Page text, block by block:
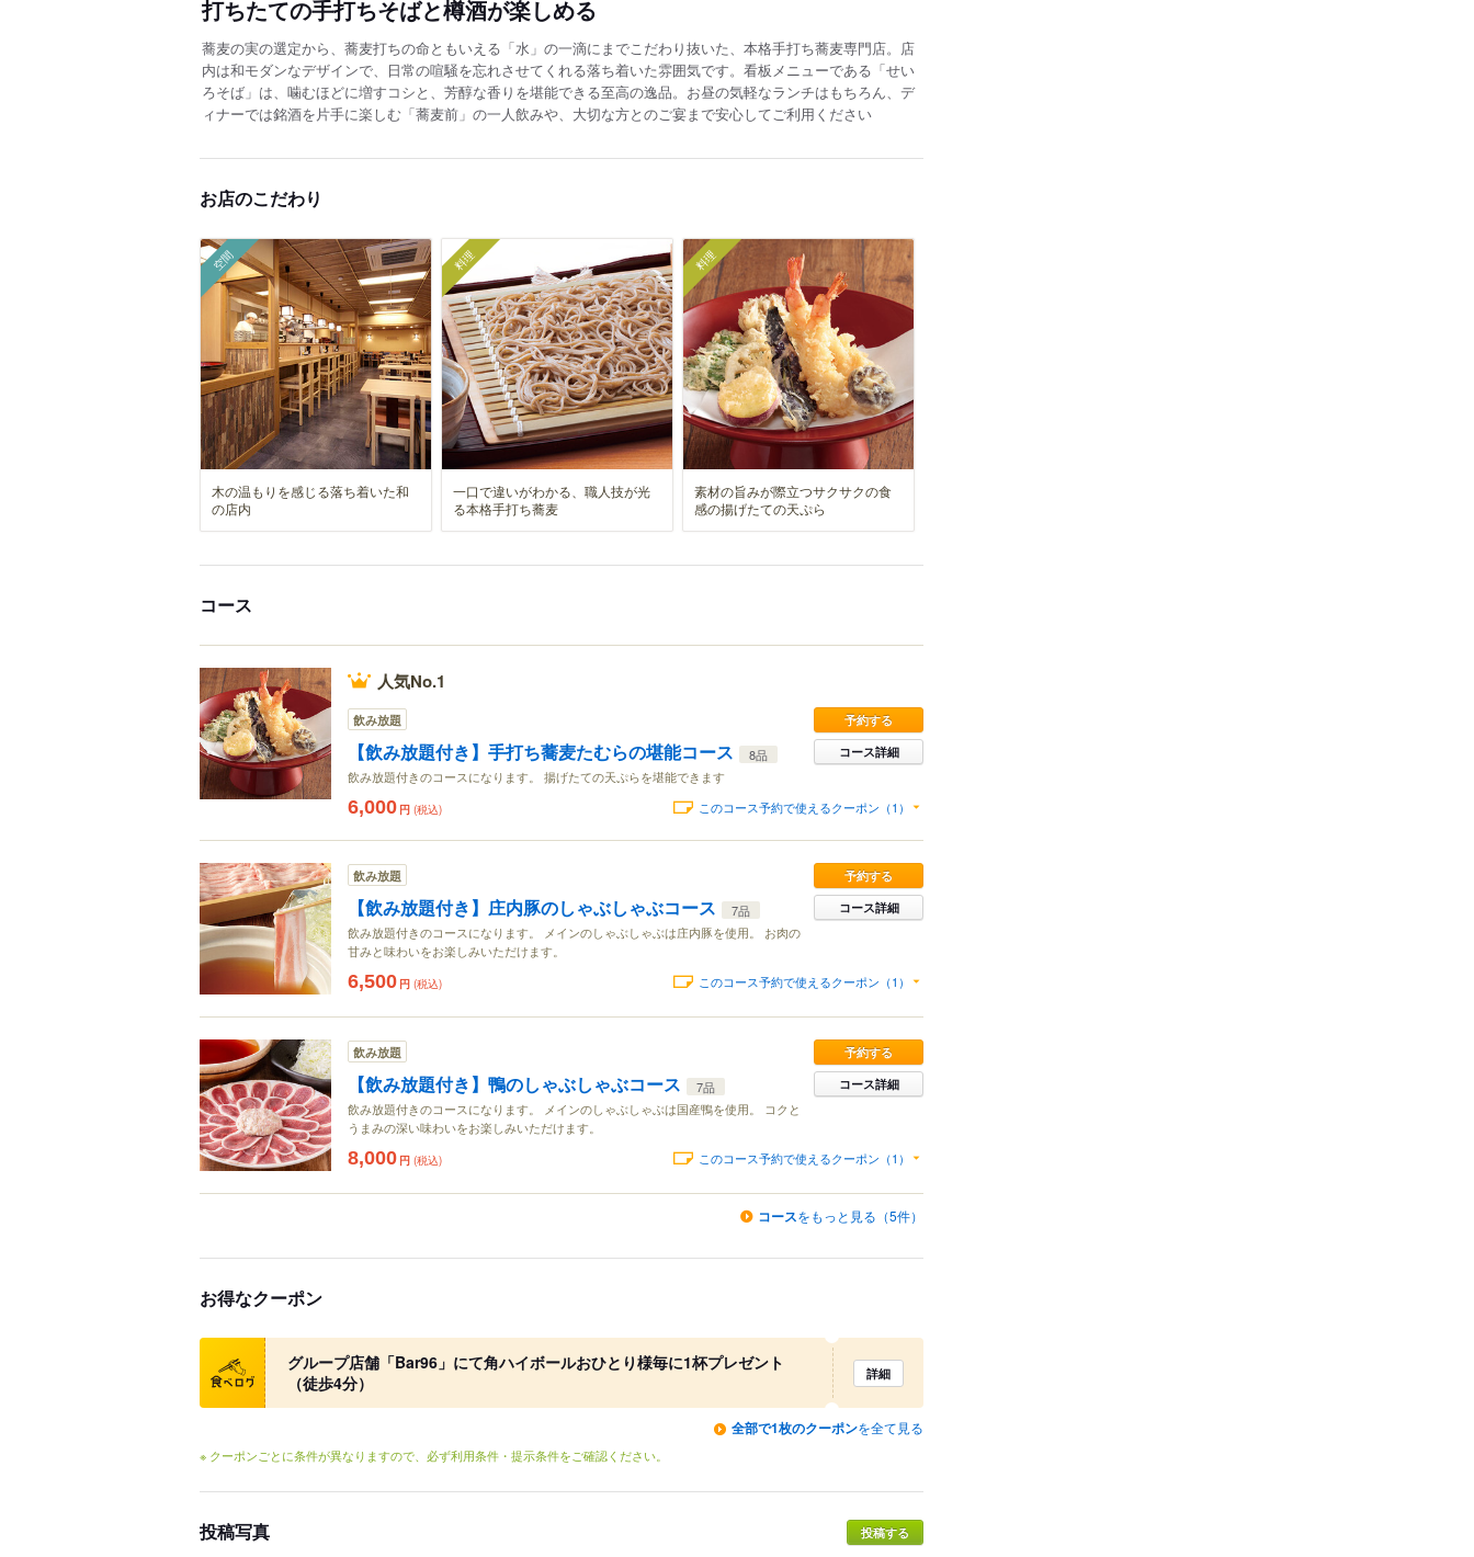
打ちたての手打ちそばと樽酒が楽しめる
蕎麦の実の選定から、蕎麦打ちの命ともいえる「水」の一滴にまでこだわり抜いた、本格手打ち蕎麦専門店。店
内は和モダンなデザインで、日常の喧騒を忘れさせてくれる落ち着いた雰囲気です。看板メニューである「せい
ろそば」は、噛むほどに増すコシと、芳醇な香りを堪能できる至高の逸品。お昼の気軽なランチはもちろん、デ
ィナーでは銘酒を片手に楽しむ「蕎麦前」の一人飲みや、大切な方とのご宴まで安心してご利用ください
お店のこだわり
空間
木の温もりを感じる落ち着いた和
の店内
料理
一口で違いがわかる、職人技が光
る本格手打ち蕎麦
料理
素材の旨みが際立つサクサクの食
感の揚げたての天ぷら
コース
人気No.1
飲み放題
【飲み放題付き】手打ち蕎麦たむらの堪能コース
8品
飲み放題付きのコースになります。 揚げたての天ぷらを堪能できます
予約する
コース詳細
6,000 円 (税込) このコース予約で使えるクーポン（1）
飲み放題
【飲み放題付き】庄内豚のしゃぶしゃぶコース
7品
飲み放題付きのコースになります。 メインのしゃぶしゃぶは庄内豚を使用。 お肉の
甘みと味わいをお楽しみいただけます。
予約する
コース詳細
6,500 円 (税込) このコース予約で使えるクーポン（1）
飲み放題
【飲み放題付き】鴨のしゃぶしゃぶコース
7品
飲み放題付きのコースになります。 メインのしゃぶしゃぶは国産鴨を使用。 コクと
うまみの深い味わいをお楽しみいただけます。
予約する
コース詳細
8,000 円 (税込) このコース予約で使えるクーポン（1）
コースをもっと見る（5件）
お得なクーポン
クーポン
グループ店舗「Bar96」にて角ハイボールおひとり様毎に1杯プレゼント
（徒歩4分）
詳細
全部で1枚のクーポンを全て見る
※ クーポンごとに条件が異なりますので、必ず利用条件・提示条件をご確認ください。
投稿写真 投稿する